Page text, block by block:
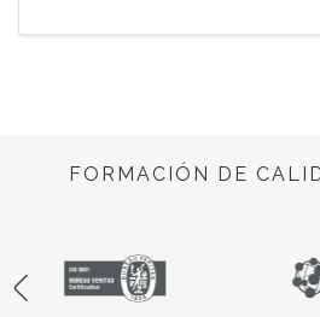
FORMACIÓN DE